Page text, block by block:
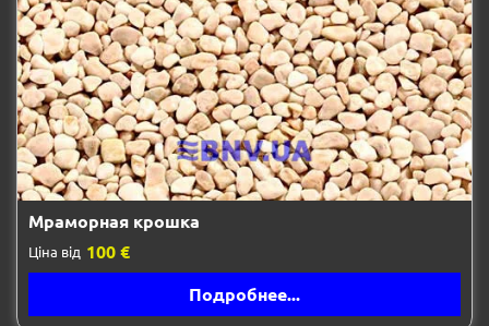
Мраморная крошка
Ціна від 100 €
Подробнее...